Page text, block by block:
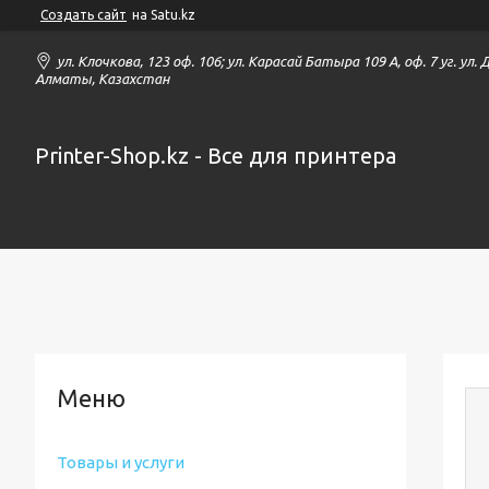
Создать сайт на Satu.kz
ул. Клочкова, 123 оф. 106; ул. Карасай Батыра 109 А, оф. 7 уг. ул.
Алматы, Казахстан
Printer-Shop.kz - Все для принтера
Товары и услуги